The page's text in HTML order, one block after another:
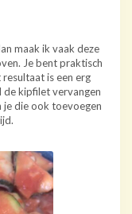
maak ik vaak deze
Je bent praktisch
is een erg
de kipfilet vervangen
je die ook toevoegen